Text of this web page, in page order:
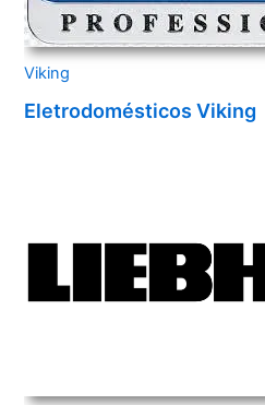
Viking
Eletrodomésticos Viking